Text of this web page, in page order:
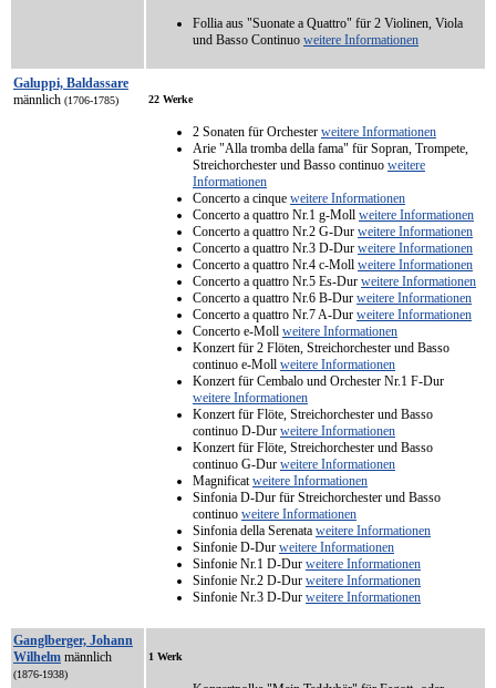
Follia aus "Suonate a Quattro" für 2 Violinen, Viola
und Basso Continuo weitere Informationen
Galuppi, Baldassare
männlich (1706-1785) 22 Werke
2 Sonaten für Orchester weitere Informationen
Arie "Alla tromba della fama" für Sopran, Trompete,
Streichorchester und Basso continuo weitere
Informationen
Concerto a cinque weitere Informationen
Concerto a quattro Nr.1 g-Moll weitere Informationen
Concerto a quattro Nr.2 G-Dur weitere Informationen
Concerto a quattro Nr.3 D-Dur weitere Informationen
Concerto a quattro Nr.4 c-Moll weitere Informationen
Concerto a quattro Nr.5 Es-Dur weitere Informationen
Concerto a quattro Nr.6 B-Dur weitere Informationen
Concerto a quattro Nr.7 A-Dur weitere Informationen
Concerto e-Moll weitere Informationen
Konzert für 2 Flöten, Streichorchester und Basso
continuo e-Moll weitere Informationen
Konzert für Cembalo und Orchester Nr.1 F-Dur
weitere Informationen
Konzert für Flöte, Streichorchester und Basso
continuo D-Dur weitere Informationen
Konzert für Flöte, Streichorchester und Basso
continuo G-Dur weitere Informationen
Magnificatweitere Informationen
Sinfonia D-Dur für Streichorchester und Basso
continuo weitere Informationen
Sinfonia della Serenata weitere Informationen
Sinfonie D-Dur weitere Informationen
Sinfonie Nr.1 D-Dur weitere Informationen
Sinfonie Nr.2 D-Dur weitere Informationen
Sinfonie Nr.3 D-Dur weitere Informationen
Ganglberger, Johann
Wilhelm männlich
(1876-1938)
1 Werk